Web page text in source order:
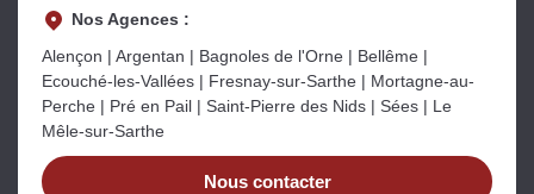
Nos Agences :
Alençon | Argentan | Bagnoles de l'Orne | Bellême |
Ecouché-les-Vallées | Fresnay-sur-Sarthe | Mortagne-au-
Perche | Pré en Pail | Saint-Pierre des Nids | Sées | Le
Mêle-sur-Sarthe
Nous contacter